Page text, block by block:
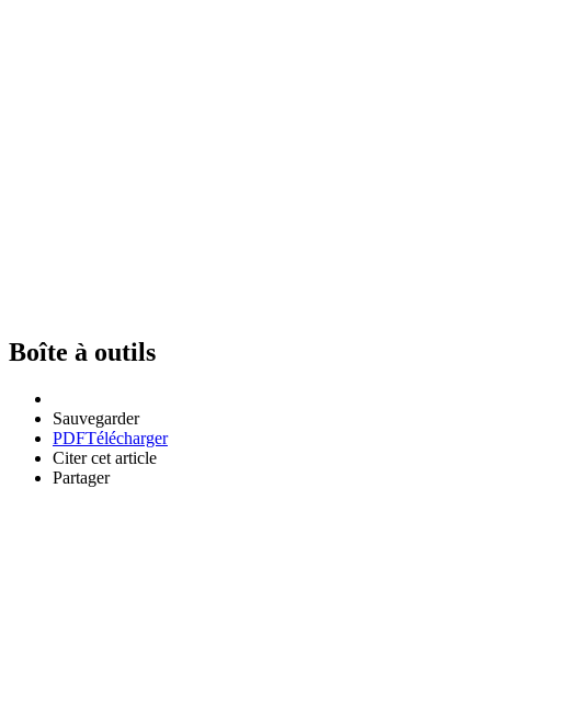
Boîte à outils
Sauvegarder
PDFTélécharger
Citer cet article
Partager